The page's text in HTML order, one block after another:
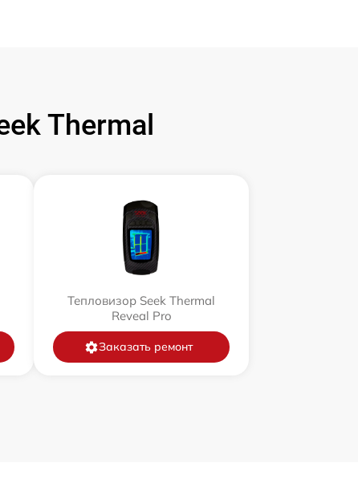
Thermal
Тепловизор Seek Thermal
Reveal Pro
Заказать ремонт